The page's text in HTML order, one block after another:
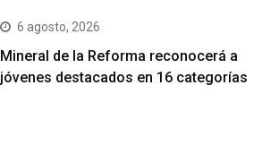
6 agosto, 2026
Mineral de la Reforma reconocerá a
jóvenes destacados en 16 categorías